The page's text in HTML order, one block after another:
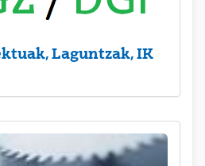
Laguntzak, IK